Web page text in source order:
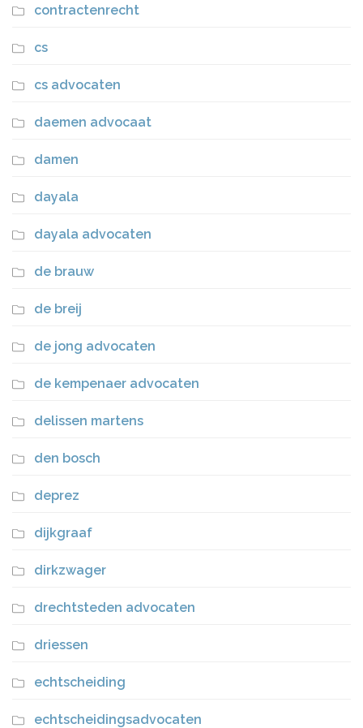
contractenrecht
cs
cs advocaten
daemen advocaat
damen
dayala
dayala advocaten
de brauw
de breij
de jong advocaten
de kempenaer advocaten
delissen martens
den bosch
deprez
dijkgraaf
dirkzwager
drechtsteden advocaten
driessen
echtscheiding
echtscheidingsadvocaten